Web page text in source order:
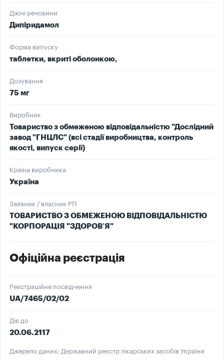
Діючі речовини
Дипіридамол
Форма випуску
таблетки, вкриті оболонкою,
Дозування
75 мг
Виробник
Товариство з обмеженою відповідальністю "Дослідний
завод "ГНЦЛС" (всі стадії виробництва, контроль
якості, випуск серії)
Країна виробника
Україна
Заявник / власник РП
ТОВАРИСТВО З ОБМЕЖЕНОЮ ВІДПОВІДАЛЬНІСТЮ
"КОРПОРАЦІЯ "ЗДОРОВ’Я"
Офіційна реєстрація
Реєстраційне посвідчення
UA/7465/02/02
Діє до
20.06.2117
Джерело даних: Державний реєстр лікарських засобів України